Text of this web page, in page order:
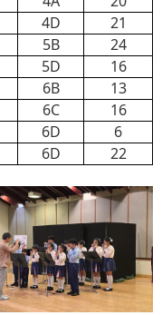
4D 21
5B 24
5D 16
6B 13
6C 16
6D 6
6D 22